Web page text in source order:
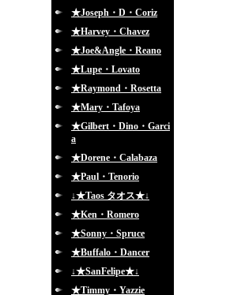
★Joseph・D・Coriz
★Harvey・Chavez
★Joe&Angle・Reano
★Lupe・Lovato
★Raymond・Rosetta
★Mary・Tafoya
★Gilbert・Dino・Garci
a
★Dorene・Calabaza
★Paul・Tenorio
↓★Taos タオス★↓
★Ken・Romero
★Sonny・Spruce
★Buffalo・Dancer
↓★SanFelipe★↓
★Timmy・Yazzie